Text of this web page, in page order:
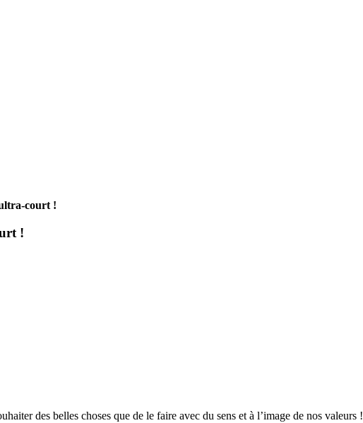
court !
!
des belles choses que de le faire avec du sens et à l’image de nos valeurs !